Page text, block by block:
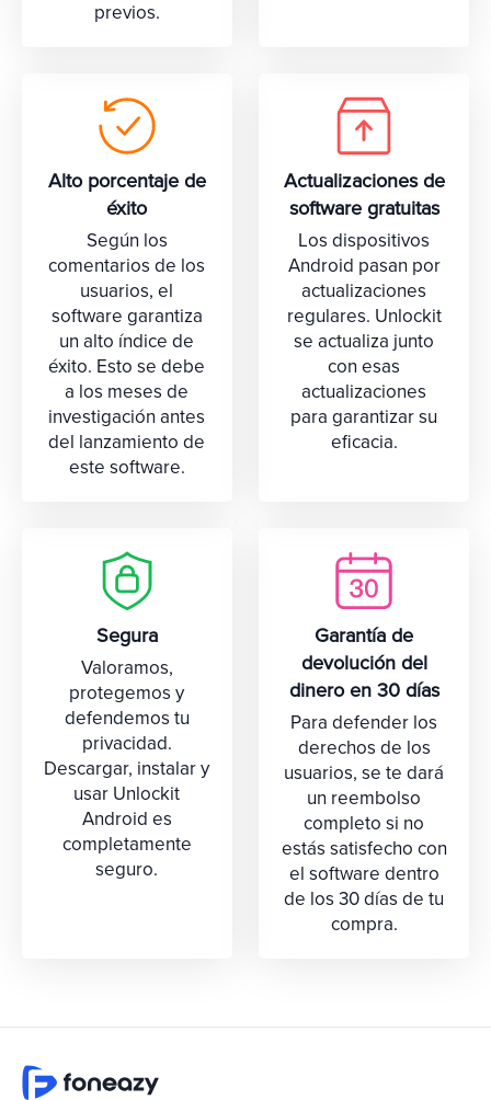
previos.
Alto porcentaje de
éxito
Según los
comentarios de los
usuarios, el
software garantiza
un alto índice de
éxito. Esto se debe
a los meses de
investigación antes
del lanzamiento de
este software.
Actualizaciones de
software gratuitas
Los dispositivos
Android pasan por
actualizaciones
regulares. Unlockit
se actualiza junto
con esas
actualizaciones
para garantizar su
eficacia.
Segura
Valoramos,
protegemos y
defendemos tu
privacidad.
Descargar, instalar y
usar Unlockit
Android es
completamente
seguro.
Garantía de
devolución del
dinero en 30 días
Para defender los
derechos de los
usuarios, se te dará
un reembolso
completo si no
estás satisfecho con
el software dentro
de los 30 días de tu
compra.